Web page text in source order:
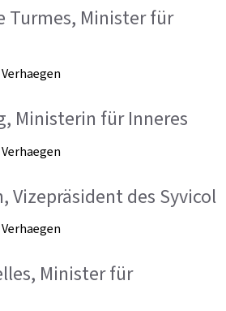
Turmes, Minister für
Ministerin für Inneres
Vizepräsident des Syvicol
Minister für